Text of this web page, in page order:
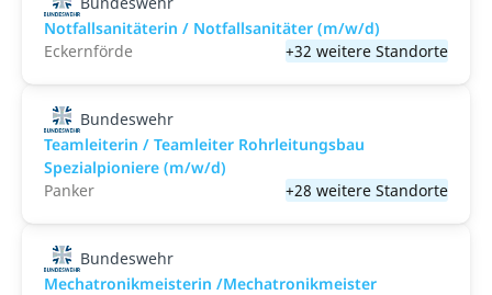
Notfallsanitäterin / Notfallsanitäter (m/w/d)
Eckernförde
+32 weitere Standorte
Bundeswehr
Teamleiterin / Teamleiter Rohrleitungsbau
Spezialpioniere (m/w/d)
Panker
+28 weitere Standorte
Bundeswehr
Mechatronikmeisterin /Mechatronikmeister